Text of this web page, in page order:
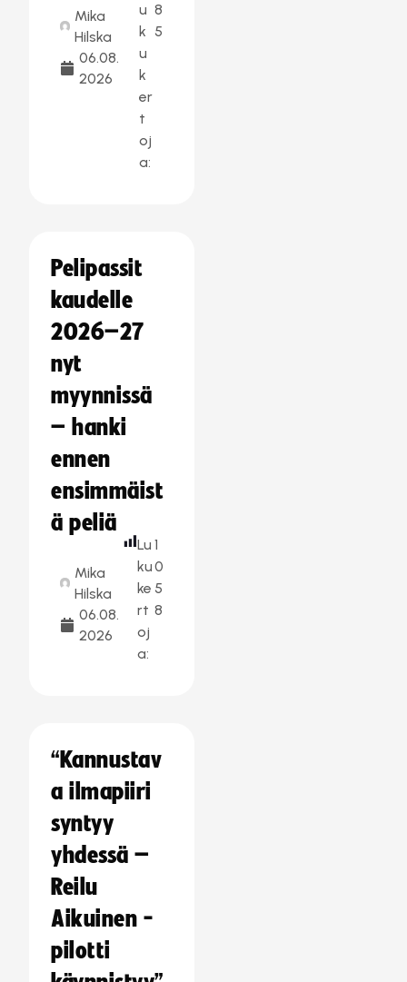
Mika
Hilska
06.08.
2026
u
k
u
k
er
t
oj
a:
8
5
Pelipassit
kaudelle
2026–27
nyt
myynnissä
– hanki
ennen
ensimmäist
ä peliä
Mika
Hilska
06.08.
2026
Lu
ku
ke
rt
oj
a:
1
0
5
8
“Kannustav
a ilmapiiri
syntyy
yhdessä –
Reilu
Aikuinen -
pilotti